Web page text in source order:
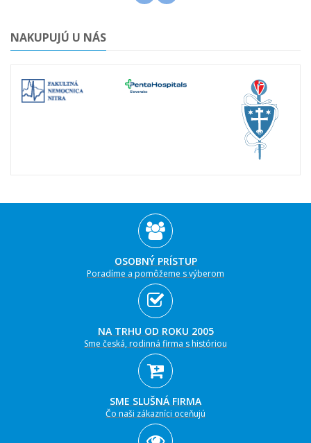
NAKUPUJÚ U NÁS
OSOBNÝ PRÍSTUP
Poradíme a pomôžeme s výberom
NA TRHU OD ROKU 2005
Sme česká, rodinná firma s históriou
SME SLUŠNÁ FIRMA
Čo naši zákazníci oceňujú